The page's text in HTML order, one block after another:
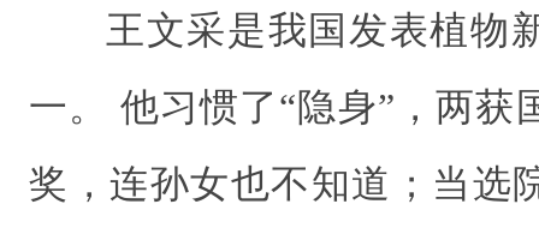
王文采是我国发表植物
一。 他习惯了“隐身”，两获
奖，连孙女也不知道；当选